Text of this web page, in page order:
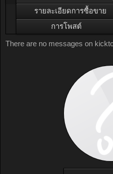
รายละเอียดการซื้อขาย
การโพสต์
There are no messages on